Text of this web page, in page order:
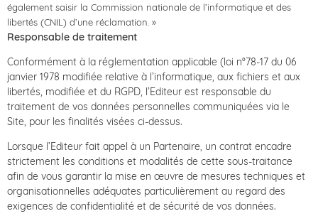
également saisir la Commission nationale de l’informatique et des
libertés (CNIL) d’une réclamation. »
Responsable de traitement
Conformément à la réglementation applicable (loi n°78-17 du 06
janvier 1978 modifiée relative à l’informatique, aux fichiers et aux
libertés, modifiée et du RGPD, l’Editeur est responsable du
traitement de vos données personnelles communiquées via le
Site, pour les finalités visées ci-dessus.
Lorsque l’Editeur fait appel à un Partenaire, un contrat encadre
strictement les conditions et modalités de cette sous-traitance
afin de vous garantir la mise en œuvre de mesures techniques et
organisationnelles adéquates particulièrement au regard des
exigences de confidentialité et de sécurité de vos données.